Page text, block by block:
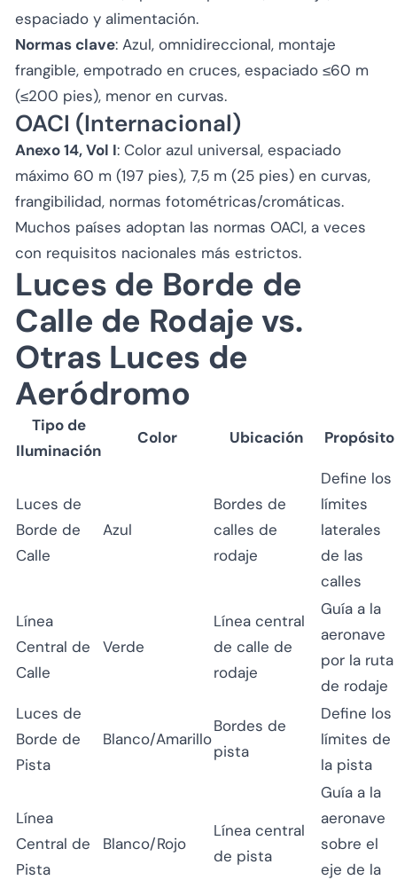
espaciado y alimentación.
Normas clave: Azul, omnidireccional, montaje
frangible, empotrado en cruces, espaciado ≤60 m
(≤200 pies), menor en curvas.
OACI (Internacional)
Anexo 14, Vol I: Color azul universal, espaciado
máximo 60 m (197 pies), 7,5 m (25 pies) en curvas,
frangibilidad, normas fotométricas/cromáticas.
Muchos países adoptan las normas OACI, a veces
con requisitos nacionales más estrictos.
Luces de Borde de
Calle de Rodaje vs.
Otras Luces de
Aeródromo
Tipo de
Iluminación
Color Ubicación Propósito
Luces de
Borde de
Calle
Azul
Bordes de
calles de
rodaje
Define los
límites
laterales
de las
calles
Línea
Central de
Calle
Verde
Línea central
de calle de
rodaje
Guía a la
aeronave
por la ruta
de rodaje
Luces de
Borde de
Pista
Blanco/Amarillo
Bordes de
pista
Define los
límites de
la pista
Línea
Central de
Pista
Blanco/Rojo
Línea central
de pista
Guía a la
aeronave
sobre el
eje de la